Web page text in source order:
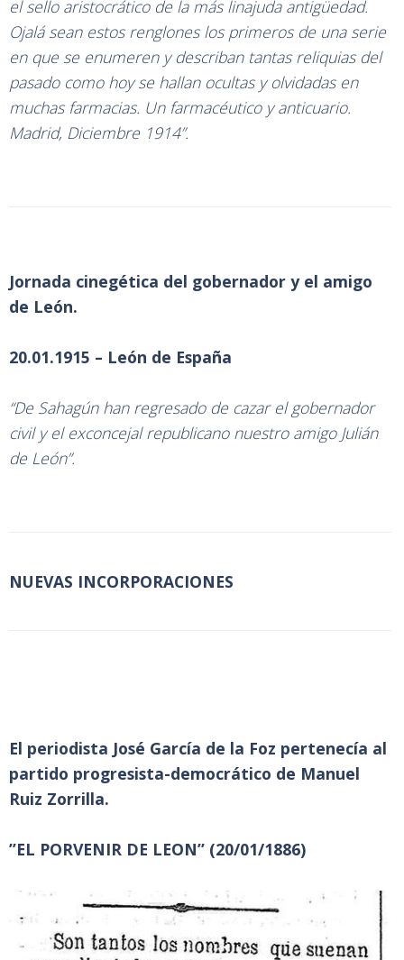
el sello aristocrático de la más linajuda antigüedad.
Ojalá sean estos renglones los primeros de una serie
en que se enumeren y describan tantas reliquias del
pasado como hoy se hallan ocultas y olvidadas en
muchas farmacias. Un farmacéutico y anticuario.
Madrid, Diciembre 1914”.
Jornada cinegética del gobernador y el amigo
de León.
20.01.1915 – León de España
“De Sahagún han regresado de cazar el gobernador
civil y el exconcejal republicano nuestro amigo Julián
de León”.
NUEVAS INCORPORACIONES
El periodista José García de la Foz pertenecía al
partido progresista-democrático de Manuel
Ruiz Zorrilla.
”EL PORVENIR DE LEON” (20/01/1886)